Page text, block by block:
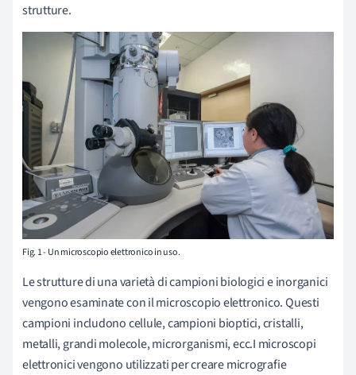
strutture.
Fig. 1 - Un microscopio elettronico in uso.
Le strutture di una varietà di campioni biologici e inorganici
vengono esaminate con il microscopio elettronico. Questi
campioni includono cellule, campioni bioptici, cristalli,
metalli, grandi molecole, microrganismi, ecc.I microscopi
elettronici vengono utilizzati per creare micrografie